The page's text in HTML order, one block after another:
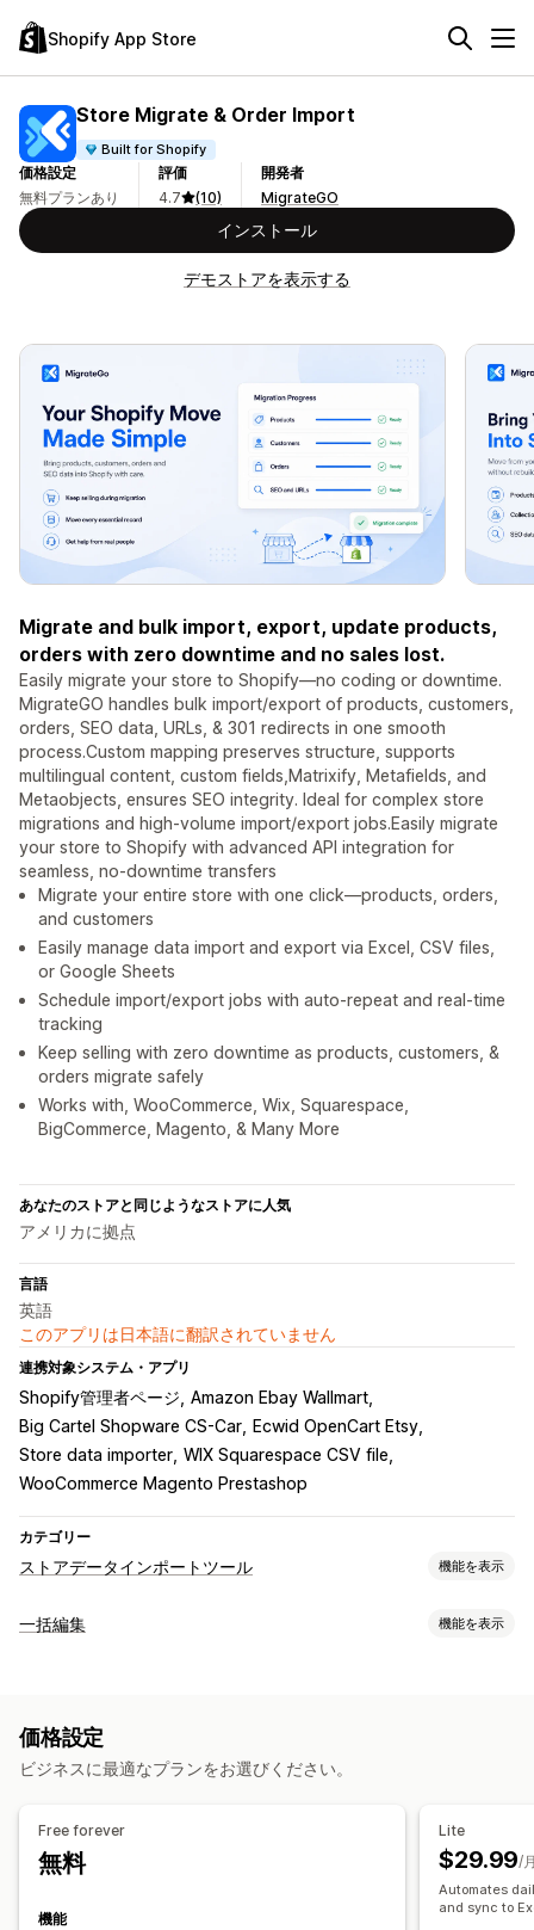
Shopify App Store
Store Migrate & Order Import
Built for Shopify
価格設定
無料プランあり
評価
4.7
(10)
開発者
MigrateGO
インストール
デモストアを表示する
Migrate and bulk import, export, update products,
orders with zero downtime and no sales lost.
Easily migrate your store to Shopify—no coding or downtime.
MigrateGO handles bulk import/export of products, customers,
orders, SEO data, URLs, & 301 redirects in one smooth
process.Custom mapping preserves structure, supports
multilingual content, custom fields,Matrixify, Metafields, and
Metaobjects, ensures SEO integrity. Ideal for complex store
migrations and high-volume import/export jobs.Easily migrate
your store to Shopify with advanced API integration for
seamless, no-downtime transfers
Migrate your entire store with one click—products, orders,
and customers
Easily manage data import and export via Excel, CSV files,
or Google Sheets
Schedule import/export jobs with auto-repeat and real-time
tracking
Keep selling with zero downtime as products, customers, &
orders migrate safely
Works with, WooCommerce, Wix, Squarespace,
BigCommerce, Magento, & Many More
あなたのストアと同じようなストアに人気
アメリカに拠点
言語
英語
このアプリは日本語に翻訳されていません
連携対象システム・アプリ
Shopify管理者ページ Amazon Ebay Wallmart
Big Cartel Shopware CS-Car
Ecwid OpenCart Etsy
Store data importer WIX Squarespace CSV file
WooCommerce Magento Prestashop
カテゴリー
ストアデータインポートツール 機能を表示
データ同期
データ移行
一括エクスポート
一括インポート スケジュール式エクスポート
大きいサイズのファイルに対応
コレクション
お客様 ディスカウント
商品
一括編集 機能を表示
メタフィールド
データ移行
一括編集
価格設定
ビジネスに最適なプランをお選びください。
Free forever
無料
機能
Lite
$29.99/
Automates
and sync to